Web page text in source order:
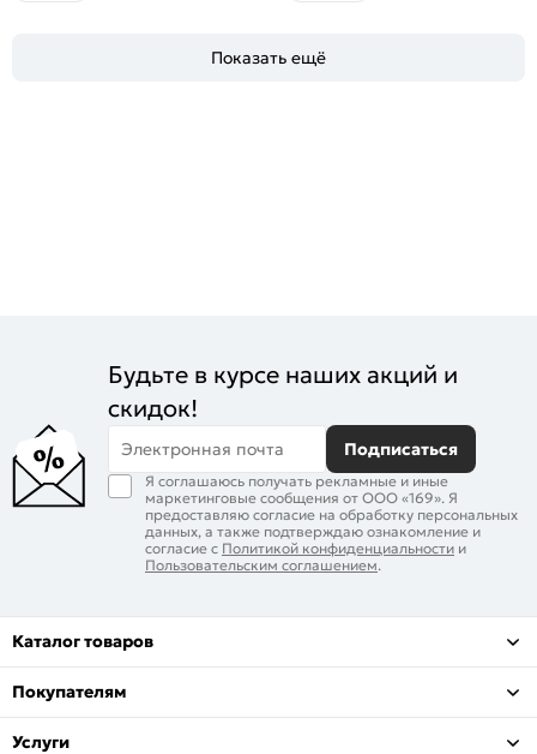
Показать ещё
Будьте в курсе наших акций и
скидок!
Электронная почта Подписаться
Я соглашаюсь получать рекламные и иные
маркетинговые сообщения от ООО «169». Я
предоставляю согласие на обработку персональных
данных, а также подтверждаю ознакомление и
согласие с Политикой конфиденциальности и
Пользовательским соглашением.
Каталог товаров
Покупателям
Услуги